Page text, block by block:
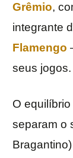
Grêmio,
integrante
Flamengo
seus jogos.
O
separam o